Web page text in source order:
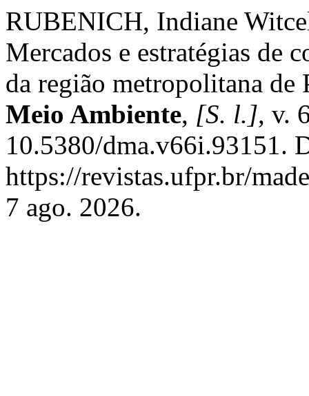
RUBENICH, Indiane
Mercados e estratégias de
da região metropolitana
Meio Ambiente, [S. l.], v.
10.5380/dma.v66i.93151.
https://revistas.ufpr.br/
7 ago. 2026.